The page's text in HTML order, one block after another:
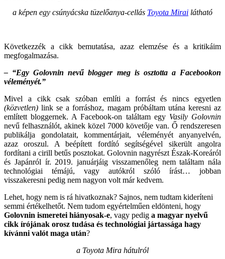
a képen egy csúnyácska tüzelőanya-cellás Toyota Mirai látható
Következzék a cikk bemutatása, azaz elemzése és a kritikáim
megfogalmazása.
– “Egy Golovnin nevű blogger meg is osztotta a Facebookon
véleményét.”
Mivel a cikk csak szóban említi a forrást és nincs egyetlen
(közvetlen) link se a forráshoz, magam próbáltam utána keresni az
említett bloggernek. A Facebook-on találtam egy Vasily Golovnin
nevű felhasználót, akinek közel 7000 követője van. Ő rendszeresen
publikálja gondolatait, kommentárjait, véleményét anyanyelvén,
azaz oroszul. A beépített fordító segítségével sikerült angolra
fordítani a cirill betűs posztokat. Golovnin nagyrészt Észak-Koreáról
és Japánról ír. 2019. januárjáig visszamenőleg nem találtam nála
technológiai témájú, vagy autókról szóló írást… jobban
visszakeresni pedig nem nagyon volt már kedvem.
Lehet, hogy nem is rá hivatkoznak? Sajnos, nem tudtam kideríteni
semmi értékelhetőt. Nem tudom egyértelműen eldönteni, hogy
Golovnin ismeretei hiányosak-e, vagy pedig a magyar nyelvű
cikk írójának orosz tudása és technológiai jártassága hagy
kívánni valót maga után?
a Toyota Mira hátulról